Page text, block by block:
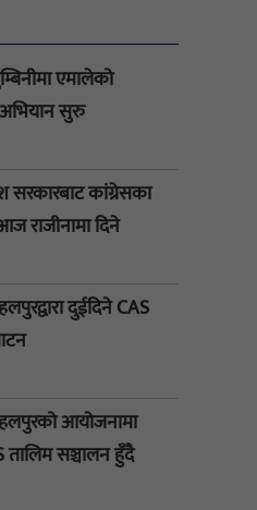
एमालेको
सुरु
सरकारबाट कांग्रेसका
राजीनामा दिने
दुईदिने CAS
आयोजनामा
तालिम सञ्चालन हुँदै